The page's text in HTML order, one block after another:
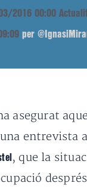
2016 00:00
per
asegurat
entrevista
, que la